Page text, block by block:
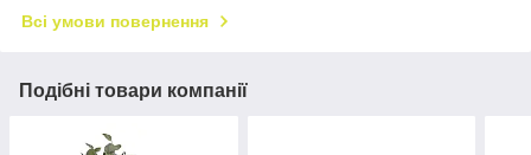
Всі умови повернення
Подібні товари компанії